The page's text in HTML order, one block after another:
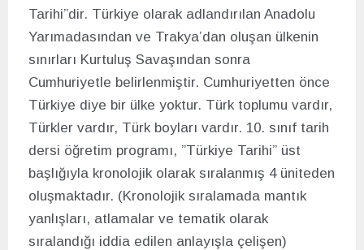
Tarihi”dir. Türkiye olarak adlandırılan Anadolu
Yarımadasından ve Trakya’dan oluşan ülkenin
sınırları Kurtuluş Savaşından sonra
Cumhuriyetle belirlenmiştir. Cumhuriyetten önce
Türkiye diye bir ülke yoktur. Türk toplumu vardır,
Türkler vardır, Türk boyları vardır. 10. sınıf tarih
dersi öğretim programı, ”Türkiye Tarihi” üst
başlığıyla kronolojik olarak sıralanmış 4 üniteden
oluşmaktadır. (Kronolojik sıralamada mantık
yanlışları, atlamalar ve tematik olarak
sıralandığı iddia edilen anlayışla çelişen)